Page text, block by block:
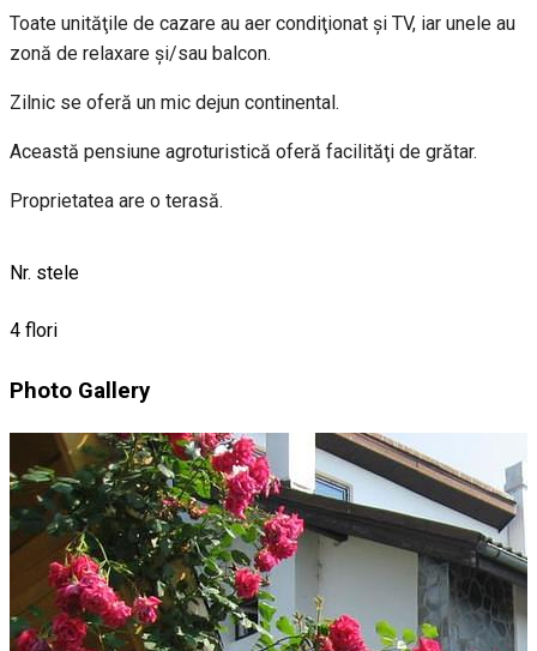
Toate unităţile de cazare au aer condiţionat şi TV, iar unele au
zonă de relaxare şi/sau balcon.
Zilnic se oferă un mic dejun continental.
Această pensiune agroturistică oferă facilităţi de grătar.
Proprietatea are o terasă.
Nr. stele
4 flori
Photo Gallery